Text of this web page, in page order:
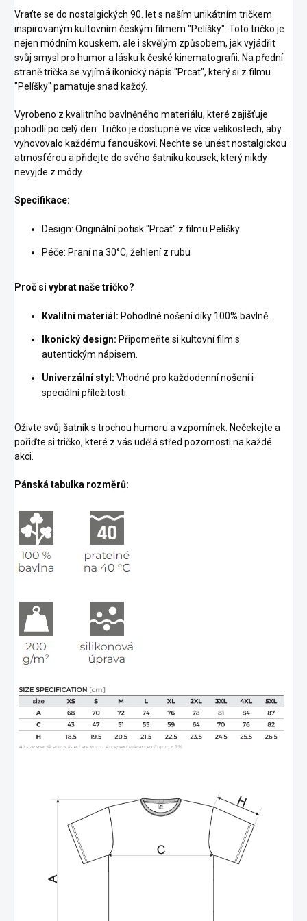
Vraťte se do nostalgických 90. let s naším unikátním tričkem
inspirovaným kultovním českým filmem "Pelíšky". Toto tričko je
nejen módním kouskem, ale i skvělým způsobem, jak vyjádřit
svůj smysl pro humor a lásku k české kinematografii. Na přední
straně trička se vyjímá ikonický nápis "Prcat", který si z filmu
"Pelíšky" pamatuje snad každý.
Vyrobeno z kvalitního bavlněného materiálu, které zajišťuje
pohodlí po celý den. Tričko je dostupné ve více velikostech, aby
vyhovovalo každému fanouškovi. Nechte se unést nostalgickou
atmosférou a přidejte do svého šatníku kousek, který nikdy
nevyjde z módy.
Specifikace:
Design: Originální potisk "Prcat" z filmu Pelíšky
Péče: Praní na 30°C, žehlení z rubu
Proč si vybrat naše tričko?
Kvalitní materiál: Pohodlné nošení díky 100% bavlně.
Ikonický design: Připomeňte si kultovní film s
autentickým nápisem.
Univerzální styl: Vhodné pro každodenní nošení i
speciální příležitosti.
Oživte svůj šatník s trochou humoru a vzpomínek. Nečekejte a
pořiďte si tričko, které z vás udělá střed pozornosti na každé
akci.
Pánská tabulka rozměrů: